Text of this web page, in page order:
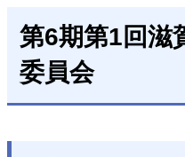
第6期第1回滋
委員会